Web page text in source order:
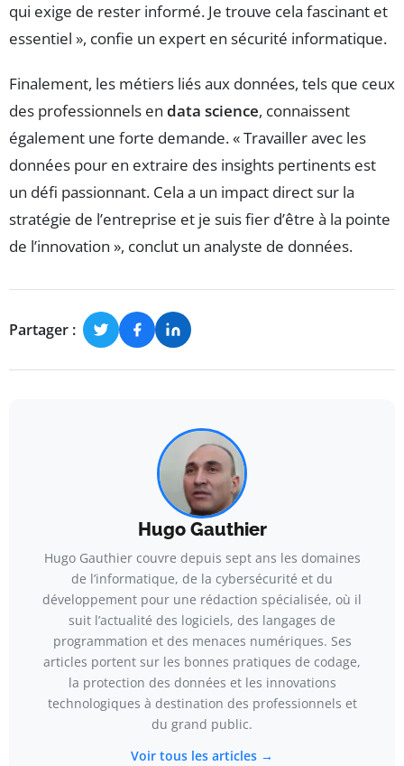
qui exige de rester informé. Je trouve cela fascinant et
essentiel », confie un expert en sécurité informatique.
Finalement, les métiers liés aux données, tels que ceux
des professionnels en data science, connaissent
également une forte demande. « Travailler avec les
données pour en extraire des insights pertinents est
un défi passionnant. Cela a un impact direct sur la
stratégie de l’entreprise et je suis fier d’être à la pointe
de l’innovation », conclut un analyste de données.
Partager :
Hugo Gauthier
Hugo Gauthier couvre depuis sept ans les domaines
de l’informatique, de la cybersécurité et du
développement pour une rédaction spécialisée, où il
suit l’actualité des logiciels, des langages de
programmation et des menaces numériques. Ses
articles portent sur les bonnes pratiques de codage,
la protection des données et les innovations
technologiques à destination des professionnels et
du grand public.
Voir tous les articles →